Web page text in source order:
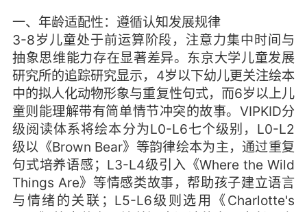
一、年龄适配性：遵循认知发展规律
3-8岁儿童处于前运算阶段，注意力集中时间与
抽象思维能力存在显著差异。东京大学儿童发展
研究所的追踪研究显示，4岁以下幼儿更关注绘本
中的拟人化动物形象与重复性句式，而6岁以上儿
童则能理解带有简单情节冲突的故事。VIPKID分
级阅读体系将绘本分为L0-L6七个级别，L0-L2
级以《Brown Bear》等韵律绘本为主，通过重复
句式培养语感；L3-L4级引入《Where the Wild
Things Are》等情感类故事，帮助孩子建立语言
与情绪的关联；L5-L6级则选用《Charlotte's